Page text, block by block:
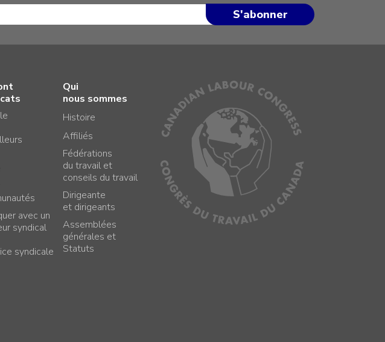
avec un
syndical
syndicale
Qui
nous sommes
Histoire
Affiliés
Fédérations
du travail et
conseils du travail
Dirigeante
et dirigeants
Assemblées
générales et
Statuts